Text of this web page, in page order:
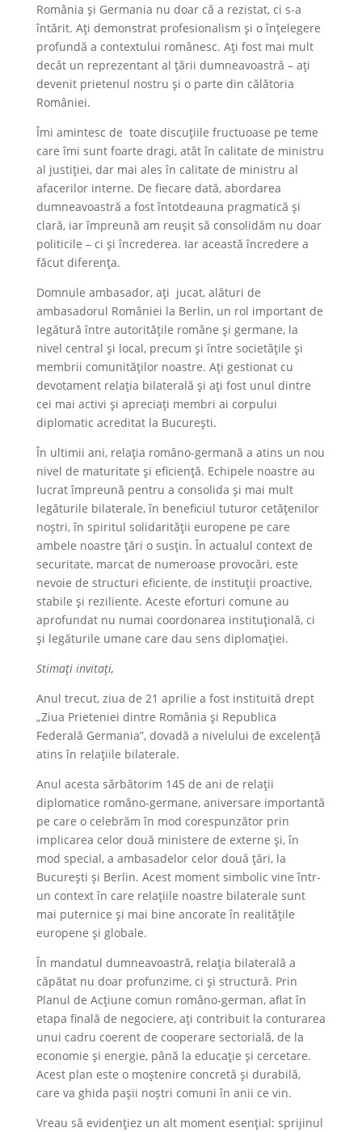
România și Germania nu doar că a rezistat, ci s-a
întărit. Ați demonstrat profesionalism și o înțelegere
profundă a contextului românesc. Ați fost mai mult
decât un reprezentant al țării dumneavoastră – ați
devenit prietenul nostru și o parte din călătoria
României.
Îmi amintesc de toate discuțiile fructuoase pe teme
care îmi sunt foarte dragi, atât în calitate de ministru
al justiției, dar mai ales în calitate de ministru al
afacerilor interne. De fiecare dată, abordarea
dumneavoastră a fost întotdeauna pragmatică și
clară, iar împreună am reușit să consolidăm nu doar
politicile – ci și încrederea. Iar această încredere a
făcut diferența.
Domnule ambasador, ați jucat, alături de
ambasadorul României la Berlin, un rol important de
legătură între autoritățile române și germane, la
nivel central și local, precum și între societățile și
membrii comunităților noastre. Ați gestionat cu
devotament relația bilaterală și ați fost unul dintre
cei mai activi și apreciați membri ai corpului
diplomatic acreditat la București.
În ultimii ani, relația româno-germană a atins un nou
nivel de maturitate și eficiență. Echipele noastre au
lucrat împreună pentru a consolida și mai mult
legăturile bilaterale, în beneficiul tuturor cetățenilor
noștri, în spiritul solidarității europene pe care
ambele noastre țări o susțin. În actualul context de
securitate, marcat de numeroase provocări, este
nevoie de structuri eficiente, de instituții proactive,
stabile și reziliente. Aceste eforturi comune au
aprofundat nu numai coordonarea instituțională, ci
și legăturile umane care dau sens diplomației.
Stimați invitați,
Anul trecut, ziua de 21 aprilie a fost instituită drept
„Ziua Prieteniei dintre România și Republica
Federală Germania”, dovadă a nivelului de excelență
atins în relațiile bilaterale.
Anul acesta sărbătorim 145 de ani de relații
diplomatice româno-germane, aniversare importantă
pe care o celebrăm în mod corespunzător prin
implicarea celor două ministere de externe și, în
mod special, a ambasadelor celor două țări, la
București și Berlin. Acest moment simbolic vine într-
un context în care relațiile noastre bilaterale sunt
mai puternice și mai bine ancorate în realitățile
europene și globale.
În mandatul dumneavoastră, relația bilaterală a
căpătat nu doar profunzime, ci și structură. Prin
Planul de Acțiune comun româno-german, aflat în
etapa finală de negociere, ați contribuit la conturarea
unui cadru coerent de cooperare sectorială, de la
economie și energie, până la educație și cercetare.
Acest plan este o moștenire concretă și durabilă,
care va ghida pașii noștri comuni în anii ce vin.
Vreau să evidențiez un alt moment esențial: sprijinul